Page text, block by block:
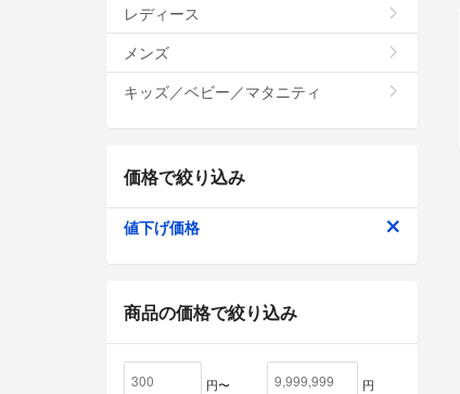
レディース
メンズ
キッズ／ベビー／マタニティ
価格で絞り込み
値下げ価格
商品の価格で絞り込み
円〜 円